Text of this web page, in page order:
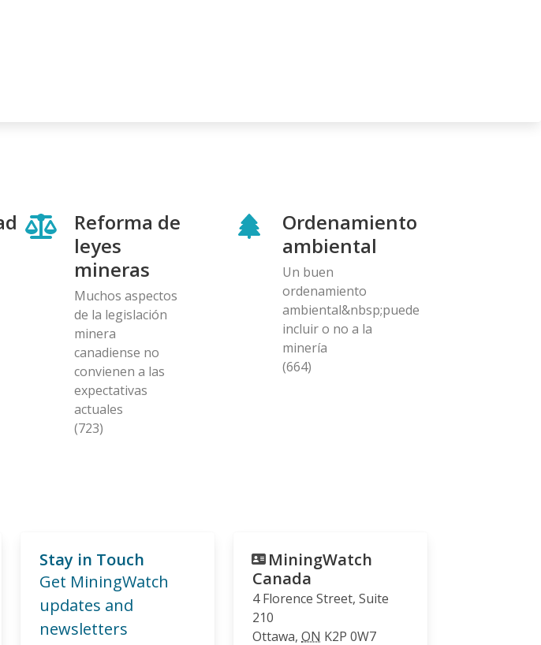
Reforma de
leyes
mineras
Muchos aspectos
de la legislación
minera
canadiense no
convienen a las
expectativas
actuales
(723)
Ordenamiento
ambiental
Un buen
ordenamiento
ambiental&nbsp;puede
incluir o no a la
minería
(664)
Stay in Touch
Get MiningWatch
updates and
newsletters
MiningWatch
Canada
4 Florence Street, Suite
210
Ottawa, ON K2P 0W7